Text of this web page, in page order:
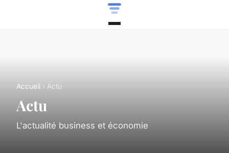
Accueil › Actu
Actu
L'actualité business et économie